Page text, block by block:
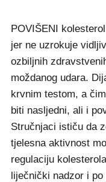
POVIŠENI
jer ne uzrokuje
ozbiljnih
moždanog udara.
krvnim testom, a
biti nasljedni, ali i
Stručnjaci ističu da
tjelesna aktivnost
regulaciju
liječnički nadzor i po